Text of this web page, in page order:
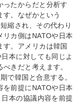
ったからだと分析す
。なぜかという
縮され、その代わり
リカ側はNATOや日本
す。アメリカは韓国
本に対しても同じよ
きだと考えます。
で韓国と合意する。
を前提にNATOや日本
本の協議内容を前提